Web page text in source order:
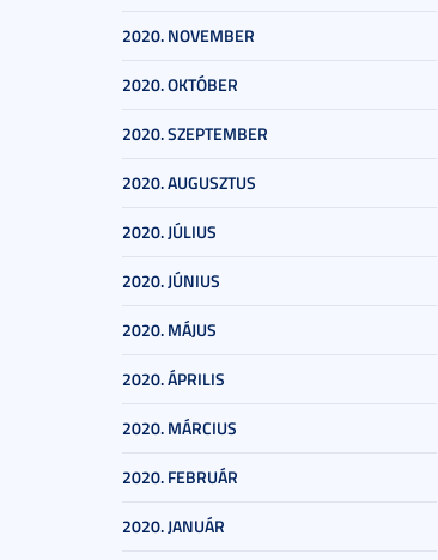
2020. NOVEMBER
2020. OKTÓBER
2020. SZEPTEMBER
2020. AUGUSZTUS
2020. JÚLIUS
2020. JÚNIUS
2020. MÁJUS
2020. ÁPRILIS
2020. MÁRCIUS
2020. FEBRUÁR
2020. JANUÁR